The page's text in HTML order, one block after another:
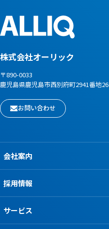
株式会社オーリック
〒890-0033
鹿児島県鹿児島市西別府町2941番地26
お問い合わせ
会社案内
採用情報
サービス